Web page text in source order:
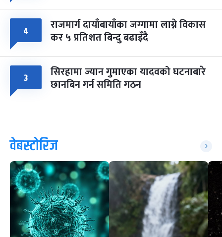
४ राजमार्ग दायाँबायाँका जग्गामा लाग्ने विकास
कर ५ प्रतिशत बिन्दु बढाइँदै
३ सिरहामा ज्यान गुमाएका यादवको घटनाबारे
छानबिन गर्न समिति गठन
वेबस्टोरिज